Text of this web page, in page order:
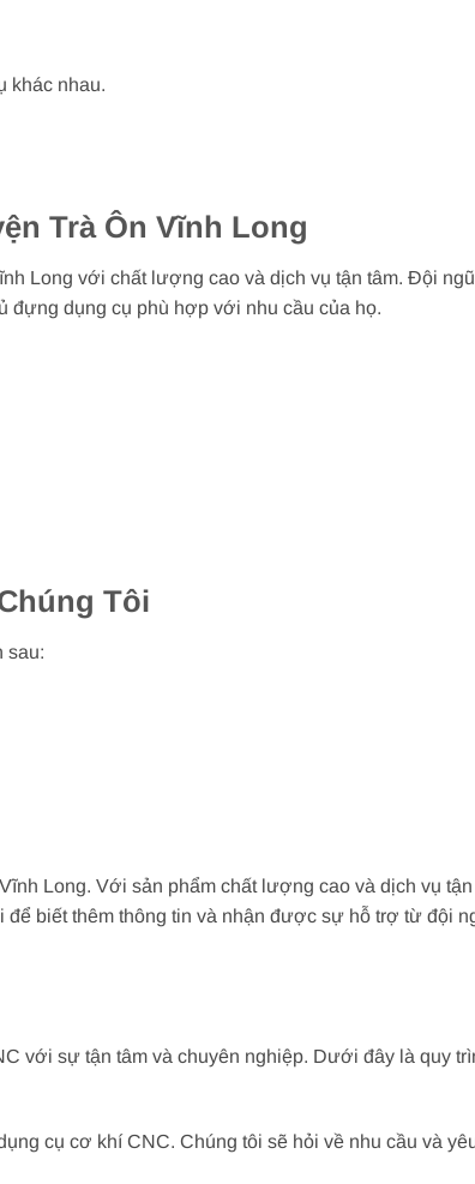
khác nhau.
Trà Ôn Vĩnh Long
Long với chất lượng cao và dịch vụ tận tâm. Đội ngũ
đựng dụng cụ phù hợp với nhu cầu của họ.
Tôi
sau:
Long. Với sản phẩm chất lượng cao và dịch vụ tận
biết thêm thông tin và nhận được sự hỗ trợ từ đội
với sự tận tâm và chuyên nghiệp. Dưới đây là quy
cụ cơ khí CNC. Chúng tôi sẽ hỏi về nhu cầu và